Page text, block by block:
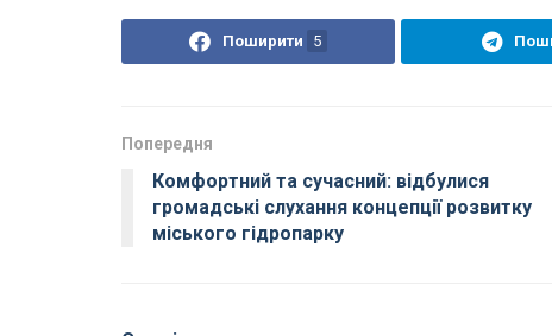
Поширити 5
Попередня
Комфортний та сучасний: відбулися
громадські слухання концепції розвитку
міського гідропарку